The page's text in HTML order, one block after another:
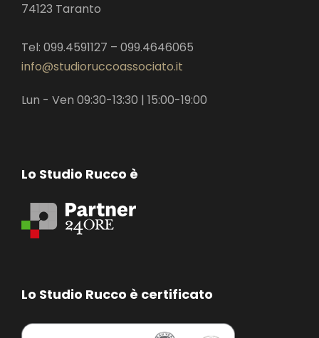
74123 Taranto
Tel: 099.4591127 – 099.4646065
info@studioruccoassociato.it
Lun - Ven 09:30-13:30 | 15:00-19:00
Lo Studio Rucco è
Lo Studio Rucco è certificato